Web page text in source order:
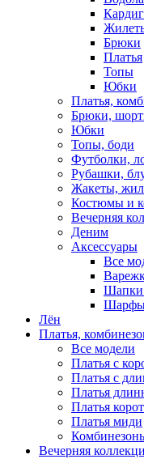
Брюки
Платья
Топы
Юбки
Платья,
Брюки,
Юбки
Топы, боди
Футболки,
Рубашки,
Жакеты,
Костюмы и
Вечерняя
Деним
Аксессуары
Все
Шапки
Лён
Платья,
Все модели
Платья с
Платья с
Платья
Платья
Платья миди
Вечерняя